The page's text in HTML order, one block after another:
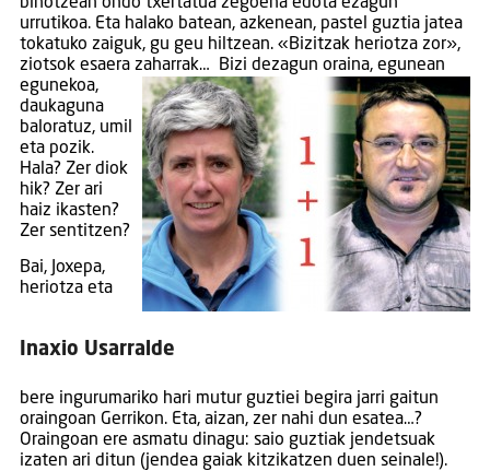
urrutikoa. Eta halako batean, azkenean, pastel guztia jatea
tokatuko zaiguk, gu geu hiltzean. «Bizitzak heriotza zor»,
ziotsok esaera zaharrak… Bizi dezagun oraina, egunean
egunekoa,
daukaguna
baloratuz, umil
eta pozik.
Hala? Zer diok
hik? Zer ari
haiz ikasten?
Zer sentitzen?
Inaxio Usarralde
Bai, Joxepa,
heriotza eta
bere ingurumariko hari mutur guztiei begira jarri gaitun
oraingoan Gerrikon. Eta, aizan, zer nahi dun esatea…?
Oraingoan ere asmatu dinagu: saio guztiak jendetsuak
izaten ari ditun (jendea gaiak kitzikatzen duen seinale!).